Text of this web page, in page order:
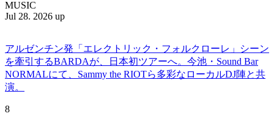
MUSIC
Jul 28. 2026 up
アルゼンチン発「エレクトリック・フォルクローレ」シーン
を牽引するBARDAが、日本初ツアーへ。今池・Sound Bar
NORMALにて、Sammy the RIOTら多彩なローカルDJ陣と共
演。
8